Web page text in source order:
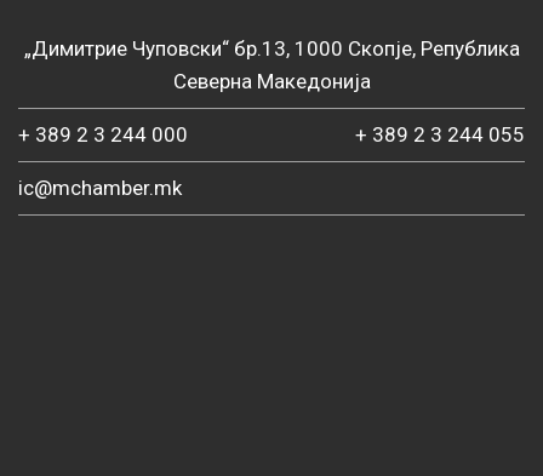
„Димитрие Чуповски“ бр.13, 1000 Скопје, Република
Северна Македонија
+ 389 2 3 244 000 + 389 2 3 244 055
ic@mchamber.mk